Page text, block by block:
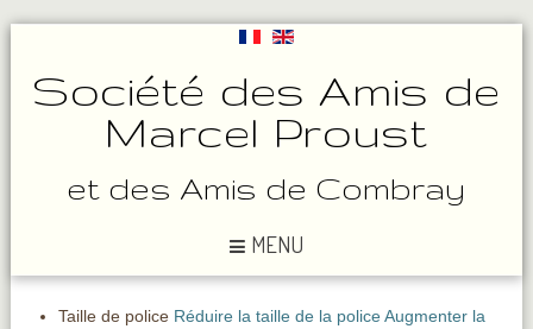
Société des Amis de
Marcel Proust
et des Amis de Combray
MENU
Taille de police Réduire la taille de la police Augmenter la